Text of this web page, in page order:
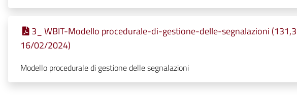
3_ WBIT-Modello procedurale-di-gestione-delle-segnalazioni
16/02/2024)
Modello procedurale di gestione delle segnalazioni